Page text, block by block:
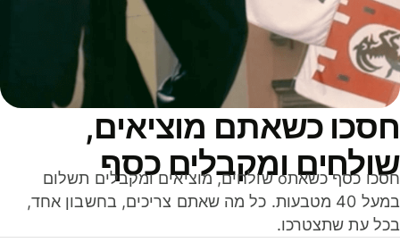
כשאתם מוציאים,
ומקבלים כסף
חסכו כסף כשאתo שולחים, מוציאים ומקבלים תשלום
במעל 40 מטבעות. כל מה שאתם צריכים, בחשבון אחד,
עת שתצטרכו.